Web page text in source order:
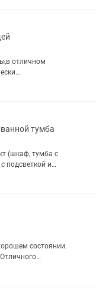
отличном
с переездом.
тумба
(шкаф, тумба с
подсветкой и
Монтаж
состоянии.